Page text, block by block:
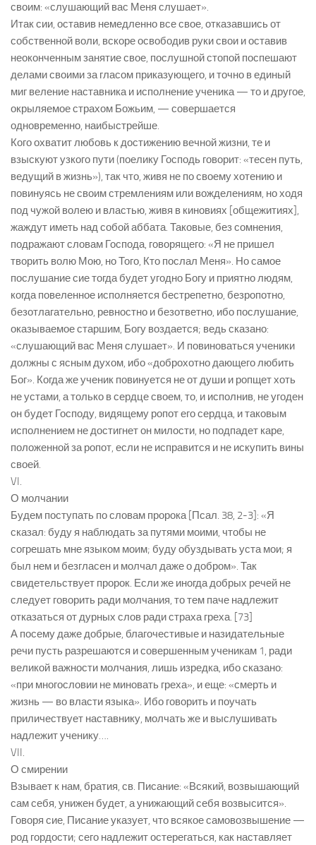
своим: «слушающий вас Меня слушает».
Итак сии, оставив немедленно все свое, отказавшись от
собственной воли, вскоре освободив руки свои и оставив
неоконченным занятие свое, послушной стопой поспешают
делами своими за гласом приказующего, и точно в единый
миг веление наставника и исполнение ученика — то и другое,
окрыляемое страхом Божьим, — совершается
одновременно, наибыстрейше.
Кого охватит любовь к достижению вечной жизни, те и
взыскуют узкого пути (поелику Господь говорит: «тесен путь,
ведущий в жизнь»), так что, живя не по своему хотению и
повинуясь не своим стремлениям или вожделениям, но ходя
под чужой волею и властью, живя в киновиях [общежитиях],
жаждут иметь над собой аббата. Таковые, без сомнения,
подражают словам Господа, говорящего: «Я не пришел
творить волю Мою, но Того, Кто послал Меня». Но самое
послушание сие тогда будет угодно Богу и приятно людям,
когда повеленное исполняется бестрепетно, безропотно,
безотлагательно, ревностно и безответно, ибо послушание,
оказываемое старшим, Богу воздается; ведь сказано:
«слушающий вас Меня слушает». И повиноваться ученики
должны с ясным духом, ибо «доброхотно дающего любить
Бог». Когда же ученик повинуется не от души и ропщет хоть
не устами, а только в сердце своем, то, и исполнив, не угоден
он будет Господу, видящему ропот его сердца, и таковым
исполнением не достигнет он милости, но подпадет каре,
положенной за ропот, если не исправится и не искупить вины
своей.
VI.
О молчании
Будем поступать по словам пророка [Псал. 38, 2-3]: «Я
сказал: буду я наблюдать за путями моими, чтобы не
согрешать мне языком моим; буду обуздывать уста мои; я
был нем и безгласен и молчал даже о добром». Так
свидетельствует пророк. Если же иногда добрых речей не
следует говорить ради молчания, то тем паче надлежит
отказаться от дурных слов ради страха греха. [73]
А посему даже добрые, благочестивые и назидательные
речи пусть разрешаются и совершенным ученикам 1, ради
великой важности молчания, лишь изредка, ибо сказано:
«при многословии не миновать греха», и еще: «смерть и
жизнь — во власти языка». Ибо говорить и поучать
приличествует наставнику, молчать же и выслушивать
надлежит ученику….
VII.
О смирении
Взывает к нам, братия, св. Писание: «Всякий, возвышающий
сам себя, унижен будет, а унижающий себя возвысится».
Говоря сие, Писание указует, что всякое самовозвышение —
род гордости; сего надлежит остерегаться, как наставляет